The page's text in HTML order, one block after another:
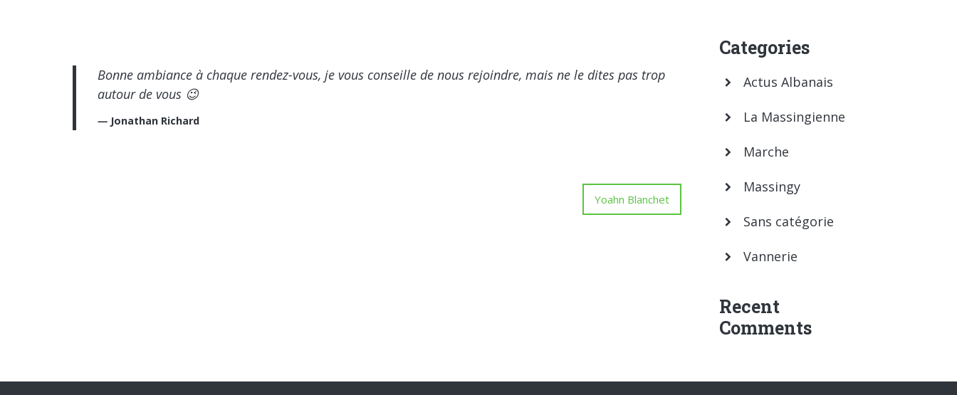
Bonne ambiance à chaque rendez-vous, je vous conseille de nous rejoindre, mais ne le dites pas trop
autour de vous 😉
Jonathan Richard
Yoahn Blanchet
Categories
Actus Albanais
La Massingienne
Marche
Massingy
Sans catégorie
Vannerie
Recent
Comments